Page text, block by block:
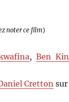
noter ce film)
,Ben
Cretton